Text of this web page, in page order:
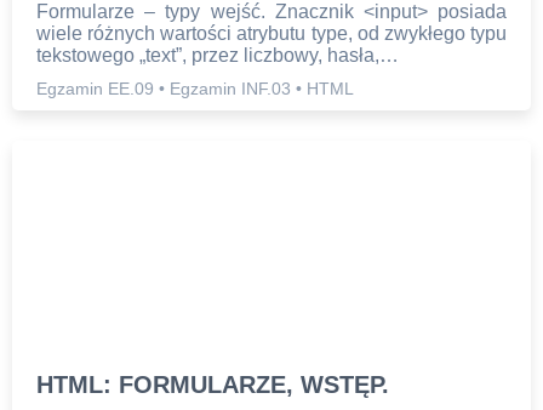
Formularze – typy wejść. Znacznik <input> posiada
wiele różnych wartości atrybutu type, od zwykłego typu
tekstowego „text”, przez liczbowy, hasła,…
Egzamin EE.09 • Egzamin INF.03 • HTML
HTML: FORMULARZE, WSTĘP.